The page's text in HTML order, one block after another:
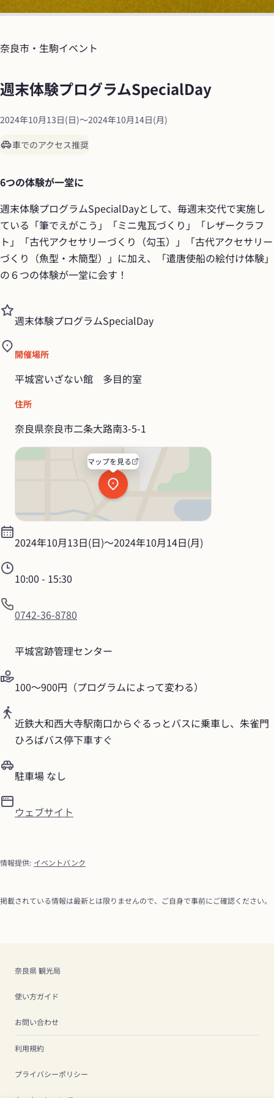
奈良市・生駒イベント
週末体験プログラムSpecialDay
2024年10月13日(日)〜2024年10月14日(月)
車でのアクセス推奨
6つの体験が一堂に
週末体験プログラムSpecialDayとして、毎週末交代で実施し
ている「筆でえがこう」「ミニ鬼瓦づくり」「レザークラフ
ト」「古代アクセサリーづくり（勾玉）」「古代アクセサリー
づくり（魚型・木簡型）」に加え、「遣唐使船の絵付け体験」
の６つの体験が一堂に会す！
週末体験プログラムSpecialDay
開催場所
平城宮いざない館　多目的室
住所
奈良県奈良市二条大路南3-5-1
マップを見る
2024年10月13日(日)〜2024年10月14日(月)
10:00 - 15:30
0742-36-8780
平城宮跡管理センター
100～900円（プログラムによって変わる）
近鉄大和西大寺駅南口からぐるっとバスに乗車し、朱雀門
ひろばバス停下車すぐ
駐車場 なし
ウェブサイト
情報提供: イベントバンク
掲載されている情報は最新とは限りませんので、ご自身で事前にご確認ください。
奈良県 観光局
使い方ガイド
お問い合わせ
利用規約
プライバシーポリシー